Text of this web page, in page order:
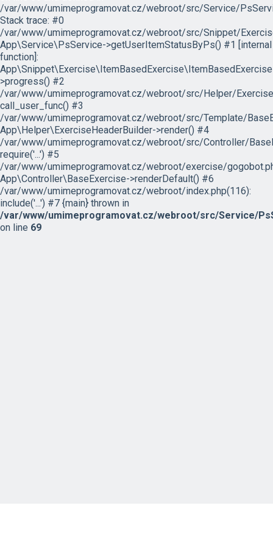
/var/www/umimeprogramovat.cz/webroot/src/Service/
Stack trace: #0
/var/www/umimeprogramovat.cz/webroot/src/Snippet/
App\Service\PsService->getUserItemStatusByPs() #1 [internal
function]:
>progress() #2
/var/www/umimeprogramovat.cz/webroot/src/Helper/
call_user_func() #3
/var/www/umimeprogramovat.cz/webroot/src/Template/
App\Helper\ExerciseHeaderBuilder->render() #4
/var/www/umimeprogramovat.cz/webroot/src/Controller/
require('...') #5
/var/www/umimeprogramovat.cz/webroot/exercise/
App\Controller\BaseExercise->renderDefault() #6
/var/www/umimeprogramovat.cz/webroot/index.php(116):
include('...') #7 {main} thrown in
/var/www/umimeprogramovat.cz/webroot/src/Service/
on line 69